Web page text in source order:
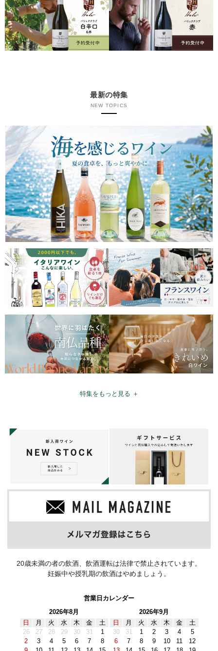
最新の特集
NEW TOPICS
特集をもっと見る ＋
20歳未満の者の飲酒、飲酒運転は法律で禁止されています。
妊娠中や授乳期の飲酒はやめましょう。
営業日カレンダー
2026年8月
日
月 火 水 木 金
土
26
27 28 29 30 31
1
2
3 4 5 6 7
8
2026年9月
日
月 火 水 木 金
土
30
31 1 2 3 4
5
6
7 8 9 10 11
12